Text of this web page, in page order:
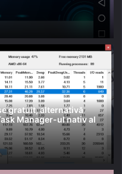
gratuit, alternativă
Manager-ul nativ al